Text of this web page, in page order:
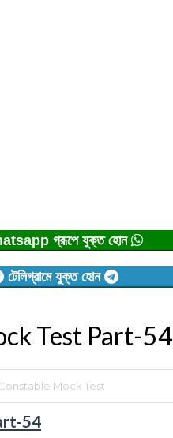
গ্রূপে যুক্ত হোন
টেলিগ্রামে যুক্ত হোন
Test Part-54
Mock Test
54